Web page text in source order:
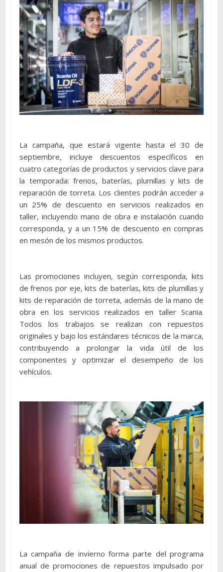
La campaña, que estará vigente hasta el 30 de
septiembre, incluye descuentos específicos en
cuatro categorías de productos y servicios clave para
la temporada: frenos, baterías, plumillas y kits de
reparación de torreta. Los clientes podrán acceder a
un 25% de descuento en servicios realizados en
taller, incluyendo mano de obra e instalación cuando
corresponda, y a un 15% de descuento en compras
en mesón de los mismos productos.
Las promociones incluyen, según corresponda, kits
de frenos por eje, kits de baterías, kits de plumillas y
kits de reparación de torreta, además de la mano de
obra en los servicios realizados en taller Scania.
Todos los trabajos se realizan con repuestos
originales y bajo los estándares técnicos de la marca,
contribuyendo a prolongar la vida útil de los
componentes y optimizar el desempeño de los
vehículos.
La campaña de invierno forma parte del programa
anual de promociones de repuestos impulsado por